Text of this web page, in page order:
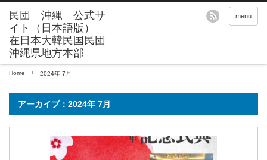
menu
Home 2024年 7月
アーカイブ：2024年 7月